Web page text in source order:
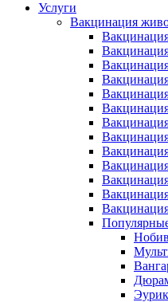
Услуги
Вакцинация